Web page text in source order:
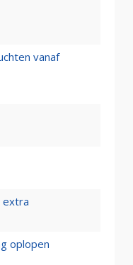
vanaf
extra
oplopen